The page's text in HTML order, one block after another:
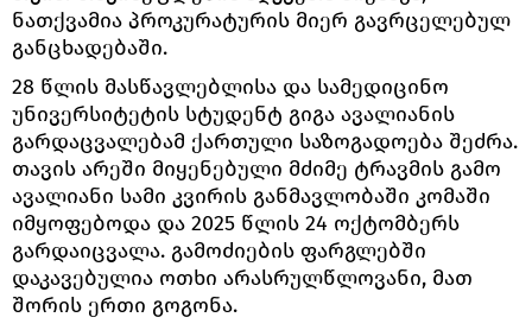
ნათქვამია პროკურატურის მიერ გავრცელებულ
განცხადებაში.
28 წლის მასწავლებლისა და სამედიცინო
უნივერსიტეტის სტუდენტ გიგა ავალიანის
გარდაცვალებამ ქართული საზოგადოება შეძრა.
თავის არეში მიყენებული მძიმე ტრავმის გამო
ავალიანი სამი კვირის განმავლობაში კომაში
იმყოფებოდა და 2025 წლის 24 ოქტომბერს
გარდაიცვალა. გამოძიების ფარგლებში
დაკავებულია ოთხი არასრულწლოვანი, მათ
შორის ერთი გოგონა.